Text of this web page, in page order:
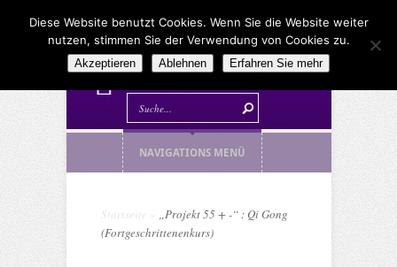
NAVIGATIONS MENÜ
Startseite
„Projekt 55 + -“ : Qi Gong
(Fortgeschrittenenkurs)
Diese Website benutzt Cookies. Wenn Sie die Website weiter
nutzen, stimmen Sie der Verwendung von Cookies zu.
Akzeptieren Ablehnen Erfahren Sie mehr